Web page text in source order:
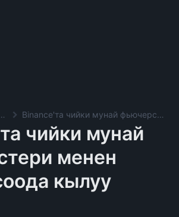
Binance'та чийки мунай фьючерстери менен кантип соода кылуу керек
чийки мунай
менен
кылуу